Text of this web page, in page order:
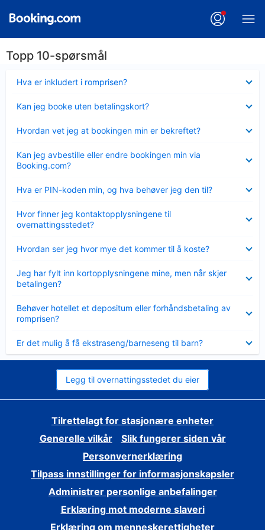
Topp 10-spørsmål
Hva er inkludert i romprisen?
mindre
Kan jeg booke uten betalingskort?
mindre
Hvordan vet jeg at bookingen min er bekreftet?
mindre
Kan jeg avbestille eller endre bookingen min via
Booking.com?
mindre
Hva er PIN-koden min, og hva behøver jeg den til?
mindre
Hvor finner jeg kontaktopplysningene til
overnattingsstedet?
mindre
Hvordan ser jeg hvor mye det kommer til å koste?
mindre
Jeg har fylt inn kortopplysningene mine, men når skjer
betalingen?
mindre
Behøver hotellet et depositum eller forhåndsbetaling av
romprisen?
mindre
Er det mulig å få ekstraseng/barneseng til barn?
mindre
Legg til overnattingsstedet du eier
Tilrettelagt for stasjonære enheter
Generelle vilkår
Slik fungerer siden vår
Personvernerklæring
Tilpass innstillinger for informasjonskapsler
Administrer personlige anbefalinger
Erklæring mot moderne slaveri
Erklæring om menneskerettigheter